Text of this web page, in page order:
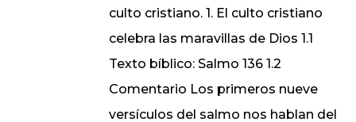
culto cristiano. 1. El culto cristiano
celebra las maravillas de Dios 1.1
Texto bíblico: Salmo 136 1.2
Comentario Los primeros nueve
versículos del salmo nos hablan del